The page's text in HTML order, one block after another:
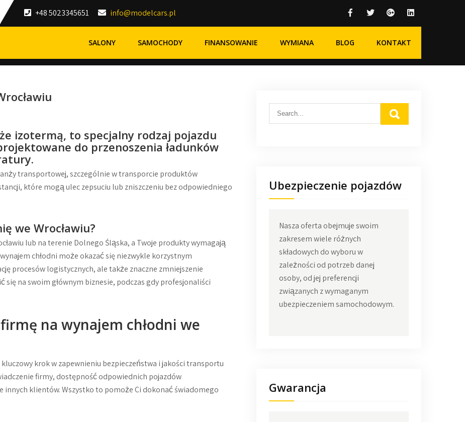
+48 5023345651 info@modelcars.pl
SALONY SAMOCHODY FINANSOWANIE WYMIANA BLOG KONTAKT
izotermą, to specjalny rodzaj pojazdu
do przenoszenia ładunków
transportowej, szczególnie w transporcie produktów
które mogą ulec zepsuciu lub zniszczeniu bez odpowiedniego
we Wrocławiu?
lub na terenie Dolnego Śląska, a Twoje produkty wymagają
chłodni może okazać się niezwykle korzystnym
procesów logistycznych, ale także znaczne zmniejszenie
się na swoim głównym biznesie, podczas gdy profesjonaliści
na wynajem chłodni we
krok w zapewnieniu bezpieczeństwa i jakości transportu
firmy, dostępność odpowiednich pojazdów
klientów. Wszystko to pomoże Ci dokonać świadomego
Ubezpieczenie pojazdów
Nasza oferta obejmuje swoim
zakresem wiele różnych
składowych do wyboru w
zależności od potrzeb danej
osoby, od jej preferencji
związanych z wymaganym
ubezpieczeniem samochodowym.
Gwarancja